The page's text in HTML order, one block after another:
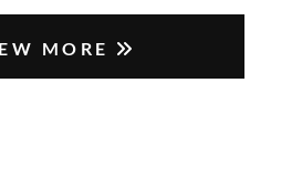
MORE